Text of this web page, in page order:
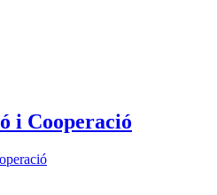
i Cooperació